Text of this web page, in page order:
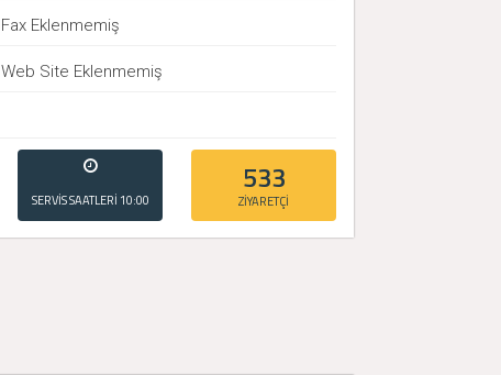
Fax Eklenmemiş
Web Site Eklenmemiş
SERVİS SAATLERİ 10:00
- 20:00
533
ZİYARETÇİ